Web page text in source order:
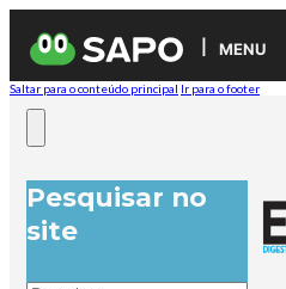
MENU
Saltar para o conteúdo principal Ir para o footer
Pesquisar no
site